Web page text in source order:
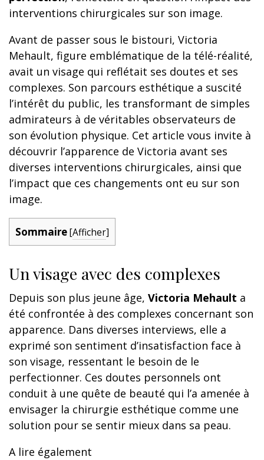
interventions chirurgicales sur son image.
Avant de passer sous le bistouri, Victoria
Mehault, figure emblématique de la télé-réalité,
avait un visage qui reflétait ses doutes et ses
complexes. Son parcours esthétique a suscité
l’intérêt du public, les transformant de simples
admirateurs à de véritables observateurs de
son évolution physique. Cet article vous invite à
découvrir l’apparence de Victoria avant ses
diverses interventions chirurgicales, ainsi que
l’impact que ces changements ont eu sur son
image.
Sommaire[Afficher]
Un visage avec des complexes
Depuis son plus jeune âge, Victoria Mehault a
été confrontée à des complexes concernant son
apparence. Dans diverses interviews, elle a
exprimé son sentiment d’insatisfaction face à
son visage, ressentant le besoin de le
perfectionner. Ces doutes personnels ont
conduit à une quête de beauté qui l’a amenée à
envisager la chirurgie esthétique comme une
solution pour se sentir mieux dans sa peau.
A lire également